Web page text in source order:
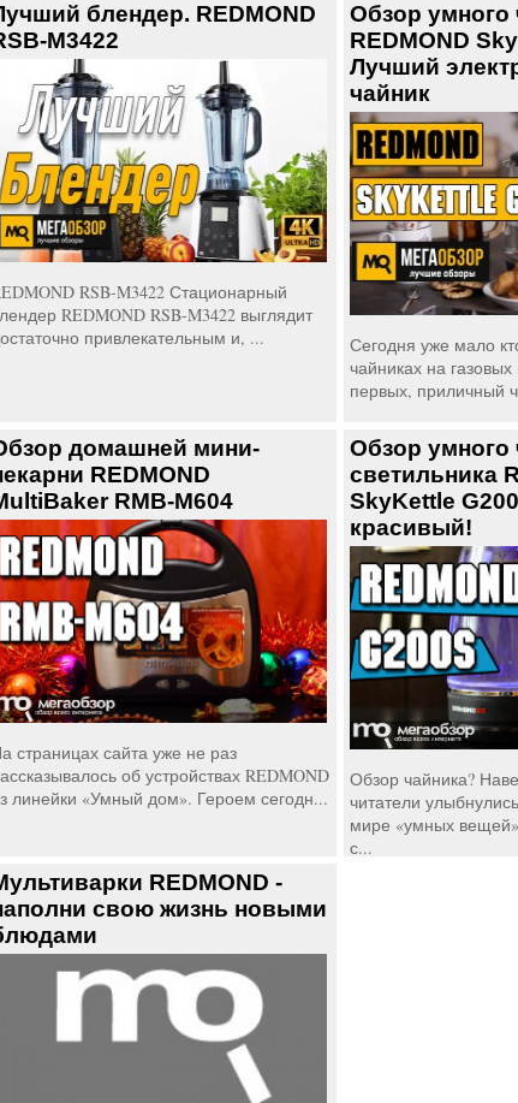
блендер. REDMOND
M3422
RSB-M3422 Стационарный
REDMOND RSB-M3422 выглядит
привлекательным и, ...
Обзор умного
REDMOND
Лучший
чайник
Сегодня уже мало
чайниках на
первых, приличный
домашней мини-
REDMOND
RMB-M604
страницах сайта уже не раз
об устройствах REDMOND
линейки «Умный дом». Героем сегодн...
Обзор умного
светильника
SkyKettle
красивый!
Обзор чайника?
читатели
мире «умных
с...
REDMOND -
свою жизнь новыми